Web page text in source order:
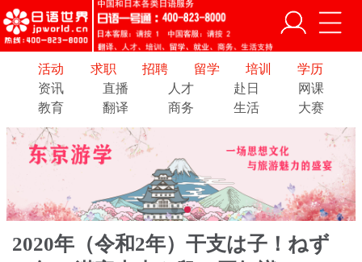
活动 求职 招聘 留学 培训
学历
资讯
直播 人才 赴日
网课
教育
翻译 商务 生活 大赛
2020年（令和2年）干支は子！ねず